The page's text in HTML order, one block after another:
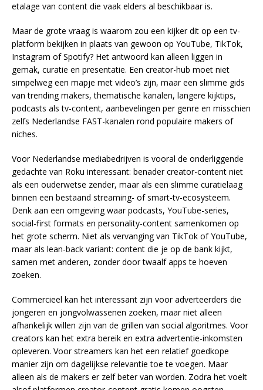
etalage van content die vaak elders al beschikbaar is.
Maar de grote vraag is waarom zou een kijker dit op een tv-
platform bekijken in plaats van gewoon op YouTube, TikTok,
Instagram of Spotify? Het antwoord kan alleen liggen in
gemak, curatie en presentatie. Een creator-hub moet niet
simpelweg een mapje met video’s zijn, maar een slimme gids
van trending makers, thematische kanalen, langere kijktips,
podcasts als tv-content, aanbevelingen per genre en misschien
zelfs Nederlandse FAST-kanalen rond populaire makers of
niches.
Voor Nederlandse mediabedrijven is vooral de onderliggende
gedachte van Roku interessant: benader creator-content niet
als een ouderwetse zender, maar als een slimme curatielaag
binnen een bestaand streaming- of smart-tv-ecosysteem.
Denk aan een omgeving waar podcasts, YouTube-series,
social-first formats en personality-content samenkomen op
het grote scherm. Niet als vervanging van TikTok of YouTube,
maar als lean-back variant: content die je op de bank kijkt,
samen met anderen, zonder door twaalf apps te hoeven
zoeken.
Commercieel kan het interessant zijn voor adverteerders die
jongeren en jongvolwassenen zoeken, maar niet alleen
afhankelijk willen zijn van de grillen van social algoritmes. Voor
creators kan het extra bereik en extra advertentie-inkomsten
opleveren. Voor streamers kan het een relatief goedkope
manier zijn om dagelijkse relevantie toe te voegen. Maar
alleen als de makers er zelf beter van worden. Zodra het voelt